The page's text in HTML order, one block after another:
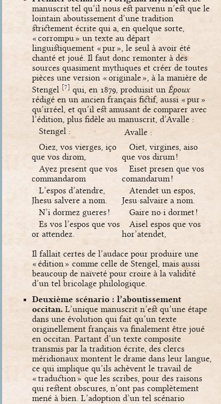
manuscrit tel qu’il nous est parvenu n’est que le
lointain aboutissement d’une tradition
strictement écrite qui a, en quelque sorte,
« corrompu » un texte au départ
linguistiquement « pur », le seul à avoir été
chanté et joué. Il faut donc remonter à des
sources quasiment mythiques et créer de toutes
pièces une version « originale », à la manière de
Stengel [7] qui, en 1879, produisit un Époux
rédigé en un ancien français fictif, aussi « pur »
qu’irréel, et qu’il est amusant de comparer avec
l’édition, plus fidèle au manuscrit, d’Avalle :
Stengel :
Avalle :
Oiez, vos vierges, iço
que vos dirom,
Ayez present que vos
commandarom
L’espos d’atendre,
Jhesu salvere a nom.
N’i dormez gueres !
Es vos l’espos que vos
or attendez.
Oiet, virgines, aiso
que vos dirum !
Eiset presen que vos
comandarum !
Atendet un espos,
Jesu·salvaire a nom.
Gaire no·i dormet !
Aisel espos que vos
hor’atendet,
Il fallait certes de l’audace pour produire une
« édition » comme celle de Stengel, mais aussi
beaucoup de naïveté pour croire à la validité
d’un tel bricolage philologique.
Deuxième scénario : l’aboutissement
occitan. L’unique manuscrit n’est qu’une étape
dans une évolution qui fait qu’un texte
originellement français va finalement être joué
en occitan. Partant d’un texte composite
transmis par la tradition écrite, des clercs
méridionaux montent le drame dans leur langue,
ce qui implique qu’ils achèvent le travail de
« traduction » que les scribes, pour des raisons
qui restent obscures, n’ont pas complètement
mené à bien. L’adoption d’un tel scénario